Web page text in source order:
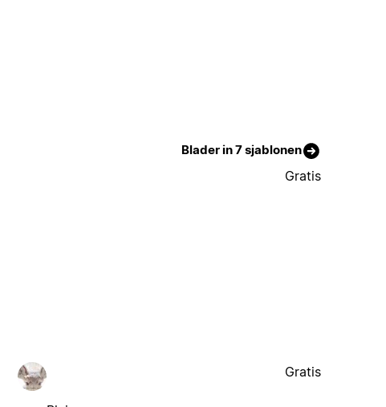
Blader in 7 sjablonen
Gratis
Gratis